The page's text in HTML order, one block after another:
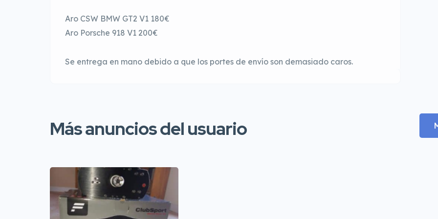
Aro CSW BMW GT2 V1 180€
Aro Porsche 918 V1 200€
Se entrega en mano debido a que los portes de envío son demasiado caros.
Más anuncios del usuario